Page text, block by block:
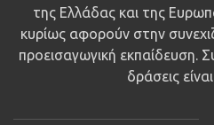
της Ελλάδας και της
κυρίως αφορούν στην
προεισαγωγική εκπαίδευση.
δράσεις